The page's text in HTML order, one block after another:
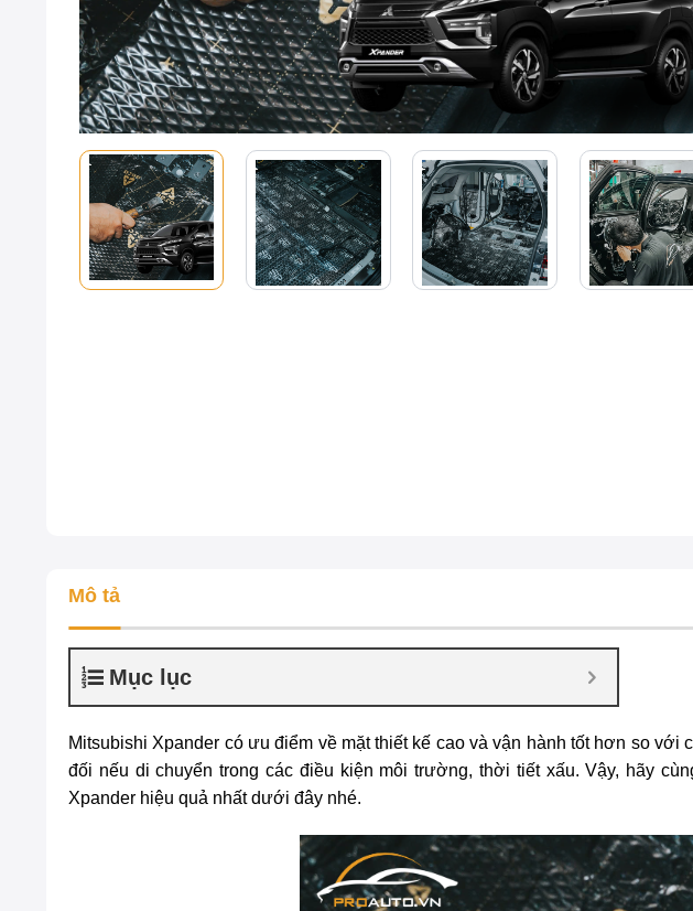
Mô tả
Mục lục
Mitsubishi Xpander có ưu điểm về mặt thiết kế cao và vận hành tốt hơn so
đối nếu di chuyển trong các điều kiện môi trường, thời tiết xấu. Vậy, hãy
Xpander hiệu quả nhất dưới đây nhé.